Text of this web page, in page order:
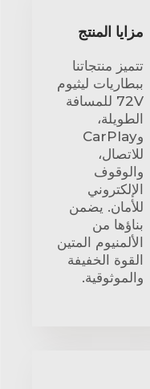
مزايا المنتج
تتميز منتجاتنا
ببطاريات ليثيوم
72V للمسافة
الطويلة،
وCarPlay
للاتصال،
والوقوف
الإلكتروني
للأمان. يضمن
بناؤها من
الألمنيوم المتين
القوة الخفيفة
والموثوقية.